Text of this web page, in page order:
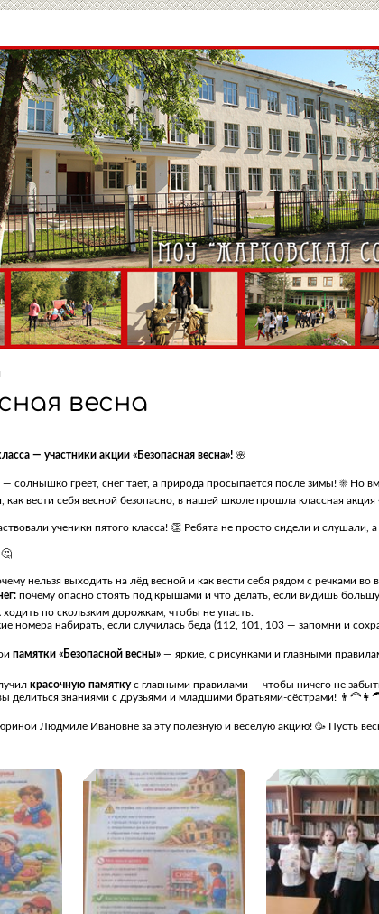
весна
— участники акции «Безопасная весна»! 🌸
— солнышко греет, снег тает, а природа просыпается после зимы! ☀️ Но
как вести себя весной безопасно, в нашей школе прошла классная акция
ученики пятого класса! 👏 Ребята не просто сидели и слушали,
нельзя выходить на лёд весной и как вести себя рядом с речками во
почему опасно стоять под крышами и что делать, если видишь
ходить по скользким дорожкам, чтобы не упасть.
номера набирать, если случилась беда (112, 101, 103 — запомни и
памятки «Безопасной весны» — яркие, с рисунками и главными
красочную памяткус главными правилами — чтобы ничего не
делиться знаниями с друзьями и младшими братьями‑сёстрами!
Людмиле Ивановне за эту полезную и весёлую акцию! 🥳 Пусть